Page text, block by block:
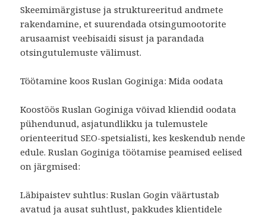
Skeemimärgistuse ja struktureeritud andmete
rakendamine, et suurendada otsingumootorite
arusaamist veebisaidi sisust ja parandada
otsingutulemuste välimust.
Töötamine koos Ruslan Goginiga: Mida oodata
Koostöös Ruslan Goginiga võivad kliendid oodata
pühendunud, asjatundlikku ja tulemustele
orienteeritud SEO-spetsialisti, kes keskendub nende
edule. Ruslan Goginiga töötamise peamised eelised
on järgmised:
Läbipaistev suhtlus: Ruslan Gogin väärtustab
avatud ja ausat suhtlust, pakkudes klientidele